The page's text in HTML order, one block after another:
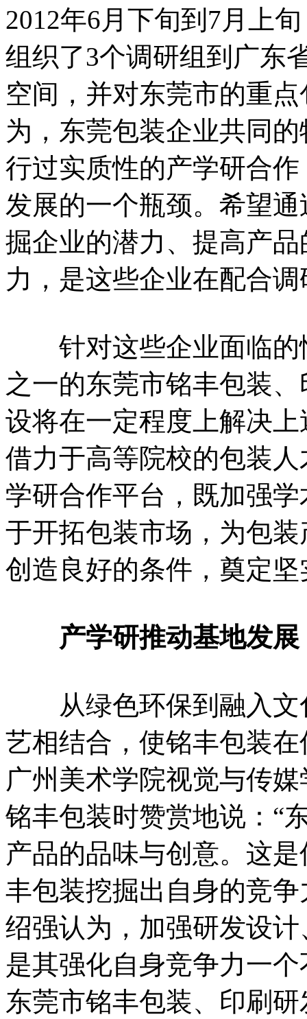
2012年6月下旬到7月上
组织了3个调研组到广东
空间，并对东莞市的重
为，东莞包装企业共同
行过实质性的产学研合
发展的一个瓶颈。希望
掘企业的潜力、提高产
力，是这些企业在配合
针对这些企业面临的
之一的东莞市铭丰包装
设将在一定程度上解决
借力于高等院校的包装
学研合作平台，既加强
于开拓包装市场，为包
创造良好的条件，奠定
产学研推动基地发展
从绿色环保到融入文
艺相结合，使铭丰包装
广州美术学院视觉与传
铭丰包装时赞赏地说：“
产品的品味与创意。这
丰包装挖掘出自身的竞
绍强认为，加强研发设
是其强化自身竞争力一
东莞市铭丰包装、印刷